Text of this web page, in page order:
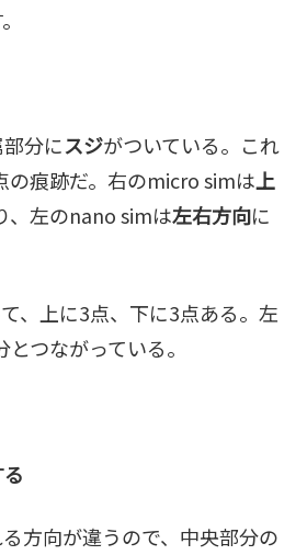
分にスジがついている。これ
の痕跡だ。右のmicro simは上
、左のnano simは左右方向に
、上に3点、下に3点ある。左
つながっている。
方向が違うので、中央部分の